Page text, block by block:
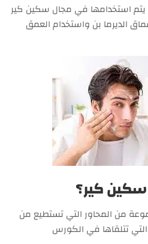
يتم استخدامها في مجال سكين كير
الديرما بن واستخدام العمق
كير؟
من المحاور التي تستطيع من
تتلقاها في الكورس